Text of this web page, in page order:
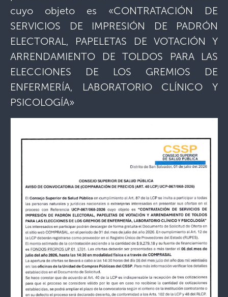
cuyo objeto es «CONTRATACIÓN DE
SERVICIOS DE IMPRESIÓN DE PADRÓN
ELECTORAL, PAPELETAS DE VOTACIÓN Y
ARRENDAMIENTO DE TOLDOS PARA LAS
ELECCIONES DE LOS GREMIOS DE
ENFERMERÍA, LABORATORIO CLÍNICO Y
PSICOLOGÍA»